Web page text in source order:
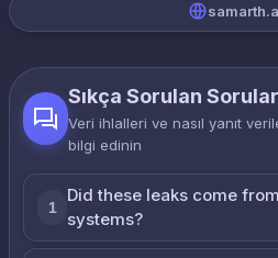
Sıkça Sorulan Sorular
Veri ihlalleri ve nasıl yanıt
bilgi edinin
1
Did these leaks come
systems?